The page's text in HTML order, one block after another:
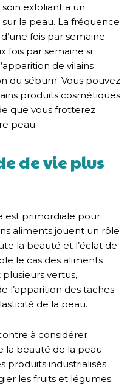
exfoliant a un
la peau. La fréquence
fois par semaine
fois par semaine si
de vilains
du sébum. Vous pouvez
produits cosmétiques
que vous frotterez
peau.
de vie plus
est primordiale pour
aliments jouent un rôle
la beauté et l’éclat de
le cas des aliments
vertus,
l’apparition des taches
de la peau.
à considérer
la beauté de la peau.
produits industrialisés.
les fruits et légumes